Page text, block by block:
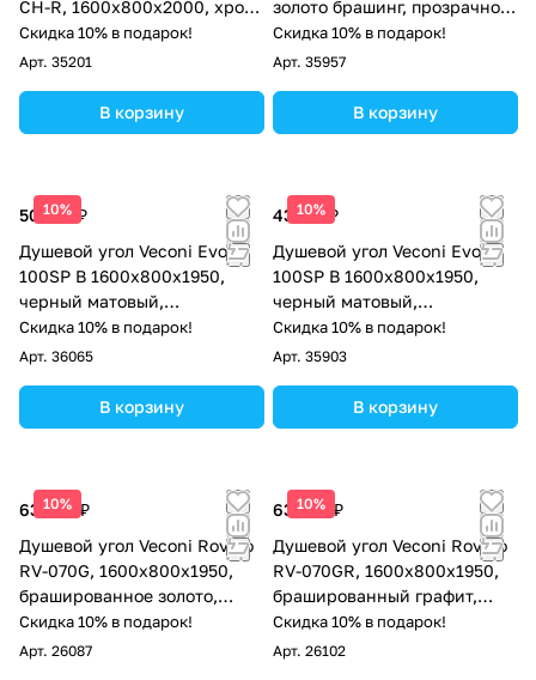
CH-R, 1600х800x2000, хром,
стекло прозрачное
Скидка 10% в подарок!
Арт. 35201
В корзину
золото брашинг, прозрачное
стекло
Скидка 10% в подарок!
Арт. 35957
В корзину
10%
50 581 ₽
Душевой угол Veconi Evo
100SP B 1600х800x1950,
черный матовый,
тонированное стекло
Скидка 10% в подарок!
Арт. 36065
В корзину
10%
43 217 ₽
Душевой угол Veconi Evo
100SP B 1600х800x1950,
черный матовый,
прозрачное стекло
Скидка 10% в подарок!
Арт. 35903
В корзину
10%
63 430 ₽
Душевой угол Veconi Rovigo
RV-070G, 1600х800х1950,
брашированное золото,
стекло прозрачное
Скидка 10% в подарок!
Арт. 26087
10%
63 430 ₽
Душевой угол Veconi Rovigo
RV-070GR, 1600х800х1950,
брашированный графит,
стекло прозрачное
Скидка 10% в подарок!
Арт. 26102